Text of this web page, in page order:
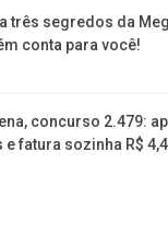
três segredos da
conta para você!
concurso 2.479:
e fatura sozinha R$